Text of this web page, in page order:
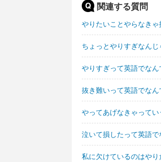
関連する質問
やりたいことやらなき
ちょっとやりすぎなん
やりすぎって英語でなん
抜き難いって英語でなん
やってあげなきゃって
泣いて損したって英語で
私に欠けているのはや